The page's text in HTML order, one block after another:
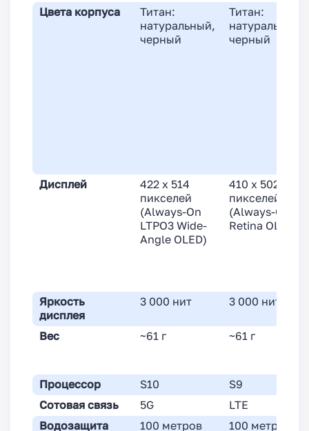
Цвета корпуса
Титан:
натуральный,
черный
Титан:
натуральный,
черный
Дисплей
422 x 514
пикселей
(Always-On
LTPO3 Wide-
Angle OLED)
410 x 502
пикселей
(Always-On
Retina OLED)
Яркость
дисплея
3 000 нит 3 000 нит
Вес ~61 г ~61 г
Процессор S10
S9
Сотовая связь
5G
LTE
Водозащита
100 метров 100 метров